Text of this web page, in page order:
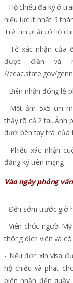
- Hộ chiếu đã ký ở
hiệu lực ít nhất 6
Trẻ em phải có hộ
- Tờ xác nhận của
được điền và
//ceac.state.gov/
- Biên nhận đóng lệ
- Một ảnh 5x5 cm
thấy rõ cả 2 tai. Ảnh
dưới bên tay trái của
- Phiếu xác nhận
đăng ký trên mạng
Vào ngày phỏng
- Đến sớm trước giờ
- Viên chức người
thông dịch viên và
- Nếu đơn xin visa
hộ chiếu và phát
biên nhận đến